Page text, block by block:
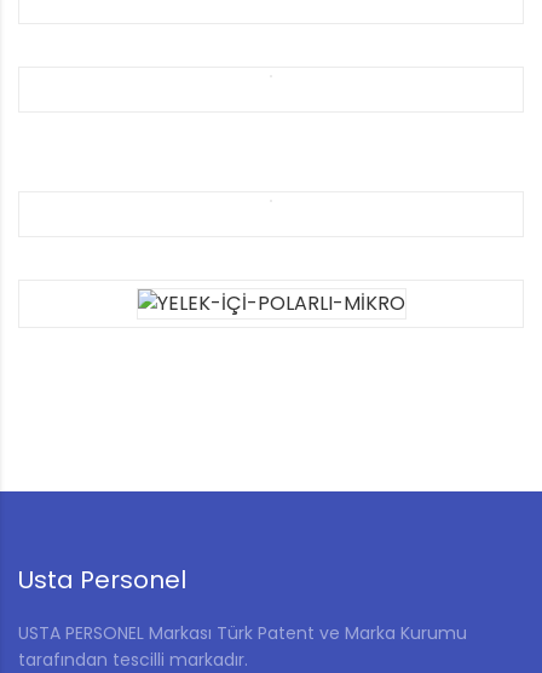
Usta Personel
USTA PERSONEL Markası Türk Patent ve Marka Kurumu
tarafından tescilli markadır.